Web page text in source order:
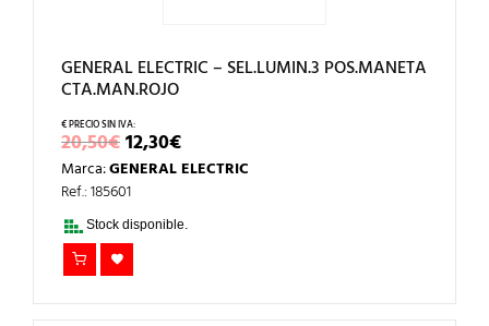
GENERAL ELECTRIC – SEL.LUMIN.3 POS.MANETA
CTA.MAN.ROJO
20,50€EL
PRECIO
ORIGINAL
ERA:
20,50€.
12,30€EL
PRECIO
ACTUAL
Marca:GENERAL ELECTRIC
Ref.: 185601
Stock disponible.